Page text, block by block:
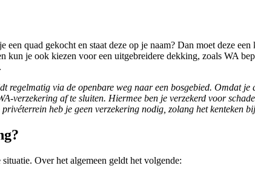
een quad gekocht en staat deze op je naam? Dan moet deze een
je ook kiezen voor een uitgebreidere dekking, zoals WA
regelmatig via de openbare weg naar een bosgebied. Omdat je
verzekering af te sluiten. Hiermee ben je verzekerd voor
heb je geen verzekering nodig, zolang het kenteken
Over het algemeen geldt het volgende: